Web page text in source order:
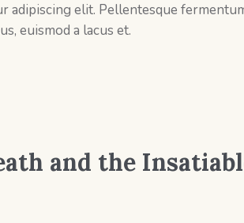
adipiscing elit. Pellentesque
euismod a lacus et.
and the